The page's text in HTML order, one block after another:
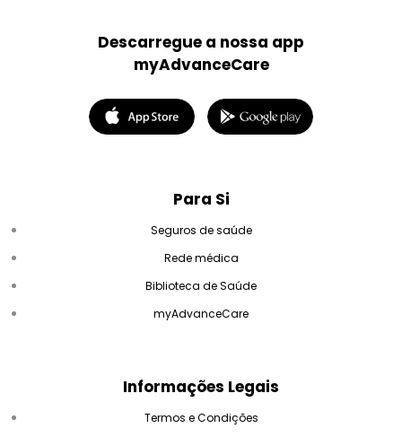
Para Si
Seguros de saúde
Rede médica
Biblioteca de Saúde
myAdvanceCare
Informações Legais
Termos e Condições
Descarregue a nossa app
myAdvanceCare